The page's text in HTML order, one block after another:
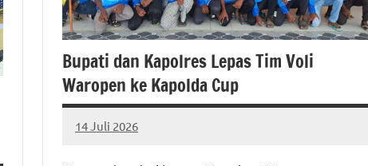
Bupati dan Kapolres Lepas Tim Voli
Waropen ke Kapolda Cup
14 Juli 2026
MEPAGO
No